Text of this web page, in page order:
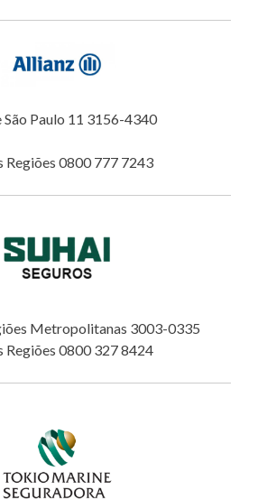
São Paulo 11 3156-4340
Regiões 0800 777 7243
Metropolitanas 3003-0335
Regiões 0800 327 8424